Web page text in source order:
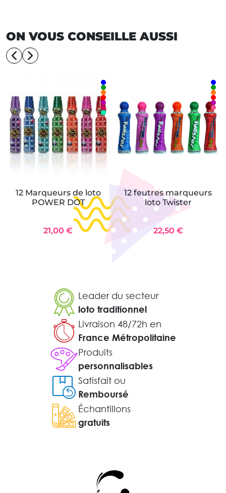
ON VOUS CONSEILLE AUSSI
12 Marqueurs de loto
POWER DOT
21,00 €
12 feutres marqueurs
loto Twister
22,50 €
Leader du secteur
loto traditionnel
Livraison 48/72h en
France Métropolitaine
Produits
personnalisables
Satisfait ou
Remboursé
Échantillons
gratuits